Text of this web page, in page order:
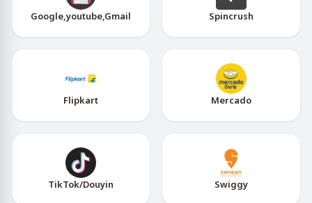
Google,youtube,Gmail Spincrush
Flipkart Mercado
TikTok/Douyin Swiggy